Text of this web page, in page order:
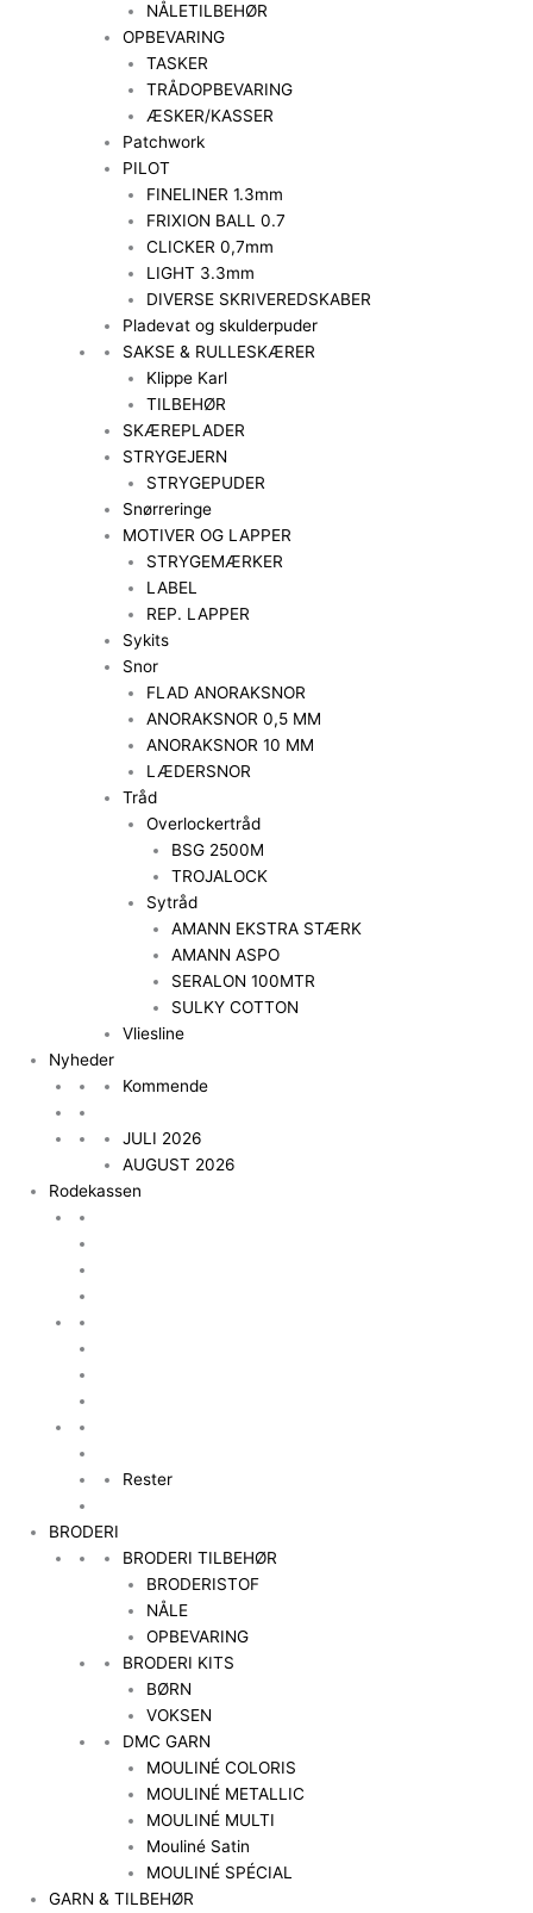
NÅLETILBEHØR
OPBEVARING
TASKER
TRÅDOPBEVARING
ÆSKER/KASSER
Patchwork
PILOT
FINELINER 1.3mm
FRIXION BALL 0.7
CLICKER 0,7mm
LIGHT 3.3mm
DIVERSE SKRIVEREDSKABER
Pladevat og skulderpuder
SAKSE & RULLESKÆRER
Klippe Karl
TILBEHØR
SKÆREPLADER
STRYGEJERN
STRYGEPUDER
Snørreringe
MOTIVER OG LAPPER
STRYGEMÆRKER
LABEL
REP. LAPPER
Sykits
Snor
FLAD ANORAKSNOR
ANORAKSNOR 0,5 MM
ANORAKSNOR 10 MM
LÆDERSNOR
Tråd
Overlockertråd
BSG 2500M
TROJALOCK
Sytråd
AMANN EKSTRA STÆRK
AMANN ASPO
SERALON 100MTR
SULKY COTTON
Vliesline
Nyheder
Kommende
JULI 2026
AUGUST 2026
Rodekassen
Rester
BRODERI
BRODERI TILBEHØR
BRODERISTOF
NÅLE
OPBEVARING
BRODERI KITS
BØRN
VOKSEN
DMC GARN
MOULINÉ COLORIS
MOULINÉ METALLIC
MOULINÉ MULTI
Mouliné Satin
MOULINÉ SPÉCIAL
GARN & TILBEHØR